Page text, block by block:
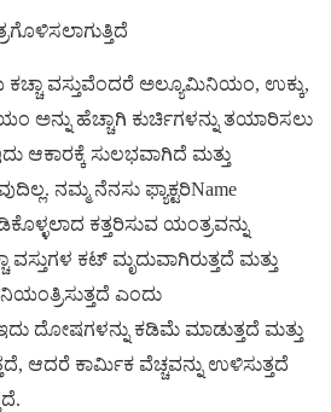
ವಸ್ತುವೆಂದರೆ ಅಲ್ಯೂಮಿನಿಯಂ, ಉಕ್ಕು,
ಅನ್ನು ಹೆಚ್ಚಾಗಿ ಕುರ್ಚಿಗಳನ್ನು ತಯಾರಿಸಲು
ಆಕಾರಕ್ಕೆ ಸುಲಭವಾಗಿದೆ ಮತ್ತು
ನಮ್ಮ ನೆನಸು ಫ್ಯಾಕ್ಟರಿName
ಕತ್ತರಿಸುವ ಯಂತ್ರವನ್ನು
ಕಟ್ ಮೃದುವಾಗಿರುತ್ತದೆ ಮತ್ತು
ಎಂದು
ದೋಷಗಳನ್ನು ಕಡಿಮೆ ಮಾಡುತ್ತದೆ ಮತ್ತು
ಆದರೆ ಕಾರ್ಮಿಕ ವೆಚ್ಚವನ್ನು ಉಳಿಸುತ್ತದೆ